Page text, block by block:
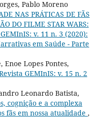
Pablo Moreno
NAS PRÁTICAS DE FÃS
DO FILME STAR WARS:
v. 11 n. 3 (2020):
em Saúde - Parte
Enoe Lopes Pontes,
GEMInIS: v. 15 n. 2
Leonardo Batista,
cognição e a complexa
fãs em nossa atualidade ,